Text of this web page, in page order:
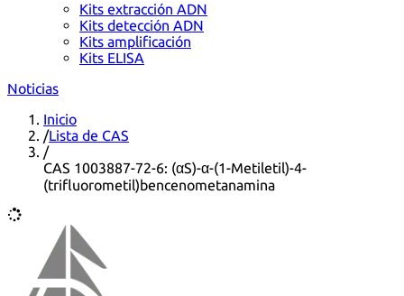
Kits extracción ADN
Kits detección ADN
Kits amplificación
Kits ELISA
Noticias
Inicio
/Lista de CAS
/
CAS 1003887-72-6: (αS)-α-(1-Metiletil)-4-
(trifluorometil)bencenometanamina